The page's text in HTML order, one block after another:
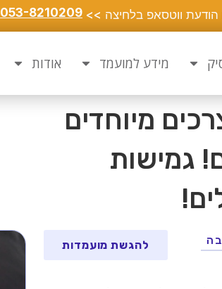
ווטסאפ בלחיצה >> 053-8210209
מידע למועמד אודות
מיוחדים
גמישות
להגשת מועמדות